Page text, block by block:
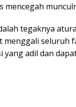
tegaknya
menggali seluruh
yang adil dan